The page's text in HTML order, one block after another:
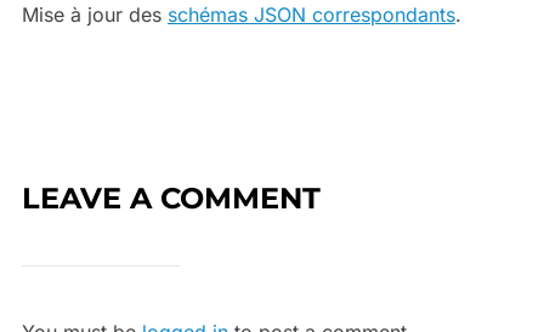
Mise à jour des schémas JSON correspondants.
LEAVE A COMMENT